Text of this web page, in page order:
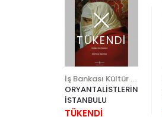
TÜKENDİ
ORYANTALİSTLERİN
İSTANBULU
TÜKENDİ